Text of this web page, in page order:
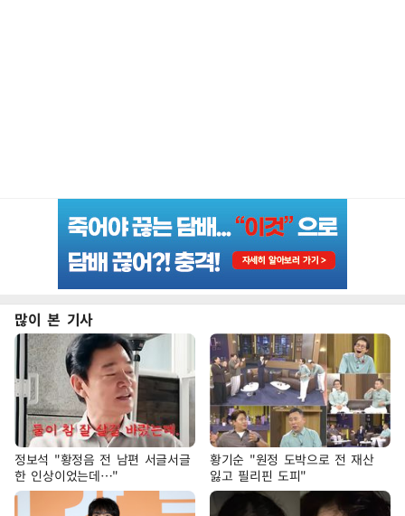
많이 본 기사
정보석 "황정음 전 남편 서글서글
한 인상이었는데…"
황기순 "원정 도박으로 전 재산
잃고 필리핀 도피"